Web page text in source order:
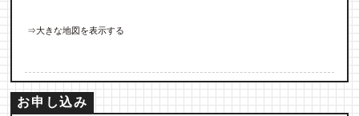
⇒大きな地図を表示する
お申し込み